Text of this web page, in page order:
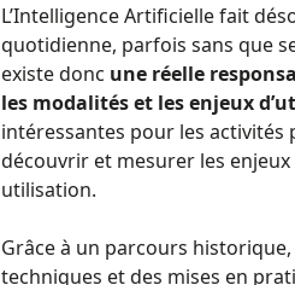
L’Intelligence Artificielle fait
quotidienne, parfois sans que
existe donc une réelle
les modalités et les enjeux
intéressantes pour les activités
découvrir et mesurer les
utilisation.
Grâce à un parcours
techniques et des mises en